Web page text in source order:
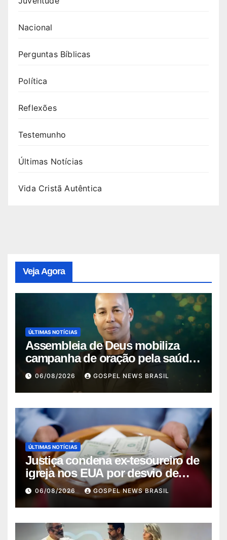
Nacional
Perguntas Bíblicas
Política
Reflexões
Testemunho
Últimas Notícias
Vida Cristã Autêntica
Veja Agora
ÚLTIMAS NOTÍCIAS
Assembleia de Deus mobiliza
campanha de oração pela saúde
do pas…
06/08/2026 GOSPEL NEWS BRASIL
ÚLTIMAS NOTÍCIAS
Justiça condena ex-tesoureiro de
igreja nos EUA por desvio de
quas…
06/08/2026 GOSPEL NEWS BRASIL